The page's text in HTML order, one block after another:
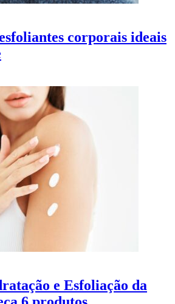
corporais ideais
e Esfoliação da